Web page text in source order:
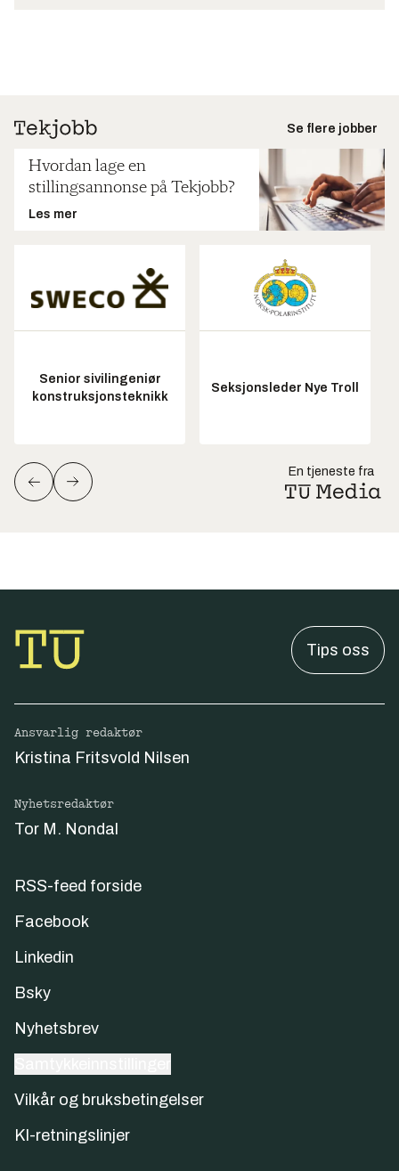
Se flere jobber
Hvordan lage en
stillingsannonse på Tekjobb?
Les mer
Senior sivilingeniør
konstruksjonsteknikk
Seksjonsleder Nye Troll
En tjeneste fra
Tips oss
Ansvarlig redaktør
Kristina Fritsvold Nilsen
Nyhetsredaktør
Tor M. Nondal
RSS-feed forside
Facebook
Linkedin
Bsky
Nyhetsbrev
Vilkår og bruksbetingelser
KI-retningslinjer